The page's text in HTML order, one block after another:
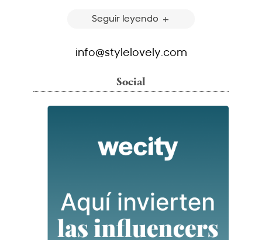
Seguir leyendo
info@stylelovely.com
Social